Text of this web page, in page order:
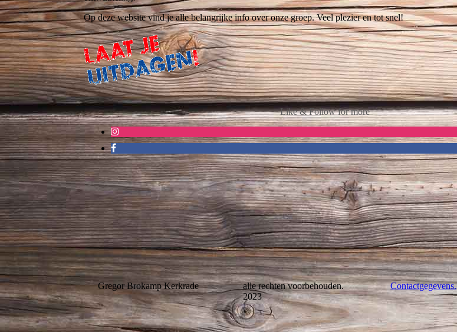
Op deze website vind je alle belangrijke info over onze groep. Veel plezier en tot snel!
Like & Follow for more
Gregor Brokamp Kerkrade
alle rechten voorbehouden.
2023
Contactgegevens.